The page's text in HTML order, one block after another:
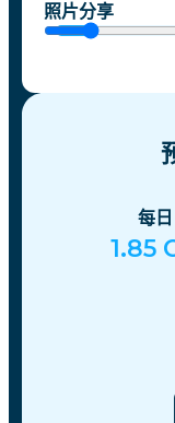
照片分享
每日
1.85